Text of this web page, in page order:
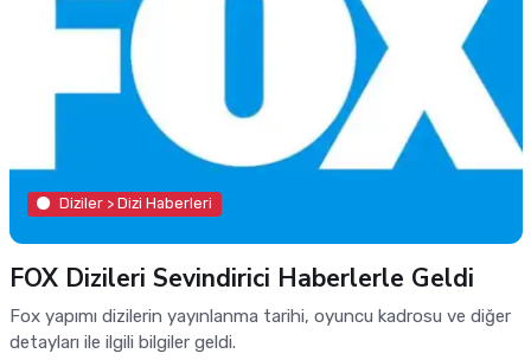
Diziler > Dizi Haberleri
FOX Dizileri Sevindirici Haberlerle Geldi
Fox yapımı dizilerin yayınlanma tarihi, oyuncu kadrosu ve diğer
detayları ile ilgili bilgiler geldi.